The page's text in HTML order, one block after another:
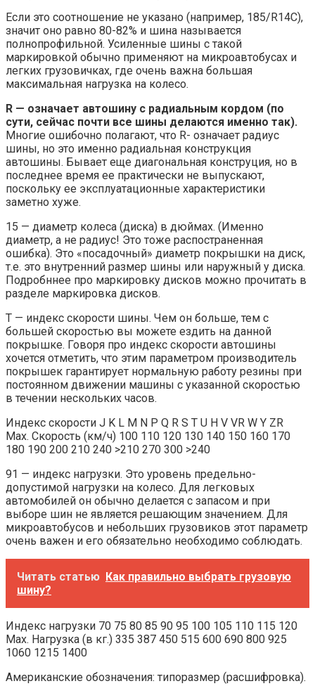
Если это соотношение не указано (например, 185/R14С),
значит оно равно 80-82% и шина называется
полнопрофильной. Усиленные шины с такой
маркировкой обычно применяют на микроавтобусах и
легких грузовичках, где очень важна большая
максимальная нагрузка на колесо.
R — означает автошину с радиальным кордом (по
сути, сейчас почти все шины делаются именно так).
Многие ошибочно полагают, что R- означает радиус
шины, но это именно радиальная конструкция
автошины. Бывает еще диагональная конструция, но в
последнее время ее практически не выпускают,
поскольку ее эксплуатационные характеристики
заметно хуже.
15 — диаметр колеса (диска) в дюймах. (Именно
диаметр, а не радиус! Это тоже распостраненная
ошибка). Это «посадочный» диаметр покрышки на диск,
т.е. это внутренний размер шины или наружный у диска.
Подробннее про маркировку дисков можно прочитать в
разделе маркировка дисков.
T — индекс скорости шины. Чем он больше, тем с
большей скоростью вы можете ездить на данной
покрышке. Говоря про индекс скорости автошины
хочется отметить, что этим параметром производитель
покрышек гарантирует нормальную работу резины при
постоянном движении машины с указанной скоростью
в течении нескольких часов.
Индекс скорости J K L M N P Q R S T U H V VR W Y ZR
Мах. Скорость (км/ч) 100 110 120 130 140 150 160 170
180 190 200 210 240 >210 270 300 >240
91 — индекс нагрузки. Это уровень предельно-
допустимой нагрузки на колесо. Для легковых
автомобилей он обычно делается с запасом и при
выборе шин не является решающим значением. Для
микроавтобусов и небольших грузовиков этот параметр
очень важен и его обязательно необходимо соблюдать.
Читать статью Как правильно выбрать грузовую
шину?
Индекс нагрузки 70 75 80 85 90 95 100 105 110 115 120
Мах. Нагрузка (в кг.) 335 387 450 515 600 690 800 925
1060 1215 1400
Американские обозначения: типоразмер (расшифровка).